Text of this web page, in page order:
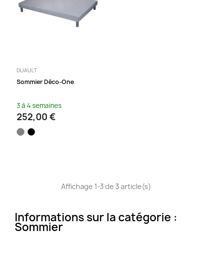
DUAULT
Sommier Déco-One
3 à 4 semaines
252,00 €
Affichage 1-3 de 3 article(s)
Informations sur la catégorie :
Sommier